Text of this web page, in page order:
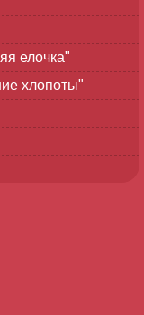
елочка"
хлопоты"